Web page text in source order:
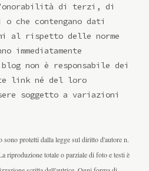
di terzi, di
che contengano dati
al rispetto delle norme
immediatamente
non è responsabile dei
link né del loro
soggetto a variazioni
sono protetti dalla legge sul diritto d'autore n.
riproduzione totale o parziale di foto e testi è